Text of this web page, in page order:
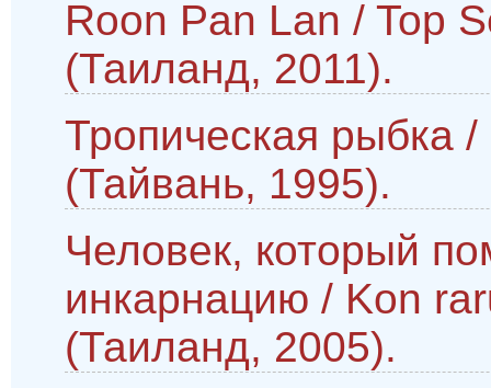
Roon Pan Lan / Top
(Таиланд, 2011).
Тропическая рыбка
(Тайвань, 1995).
Человек, который
инкарнацию / Kon
(Таиланд, 2005).